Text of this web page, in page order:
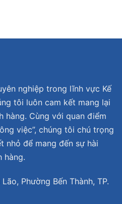
nghiệp trong lĩnh vực Kế
tôi luôn cam kết mang lại
hàng. Cùng với quan điểm
việc”, chúng tôi chú trọng
để mang đến sự hài
hàng.
Phường Bến Thành, TP.